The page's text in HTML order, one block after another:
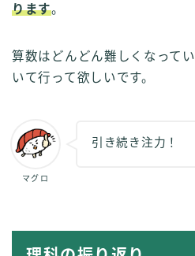
ります。
算数はどんどん難しくなって
いて行って欲しいです。
マグロ
引き続き注力！